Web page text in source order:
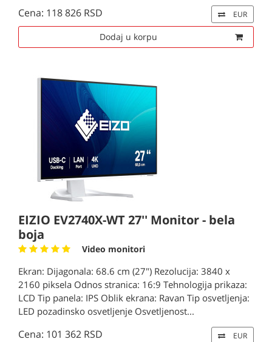
Cena: 118 826 RSD EUR
Dodaj u korpu
EIZIO EV2740X-WT 27'' Monitor - bela
boja
Video monitori
Ekran: Dijagonala: 68.6 cm (27") Rezolucija: 3840 x
2160 piksela Odnos stranica: 16:9 Tehnologija prikaza:
LCD Tip panela: IPS Oblik ekrana: Ravan Tip osvetljenja:
LED pozadinsko osvetljenje Osvetljenost...
Cena: 101 362 RSD EUR